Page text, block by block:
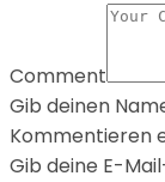
Comment
Gib deinen
Kommentieren
Gib deine E-